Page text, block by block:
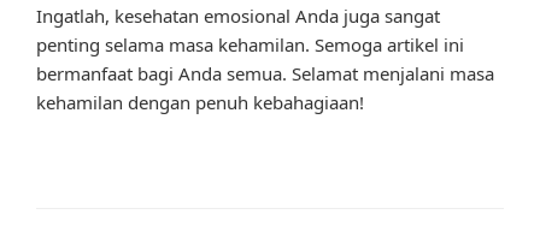
Ingatlah, kesehatan emosional Anda juga sangat
penting selama masa kehamilan. Semoga artikel ini
bermanfaat bagi Anda semua. Selamat menjalani masa
kehamilan dengan penuh kebahagiaan!